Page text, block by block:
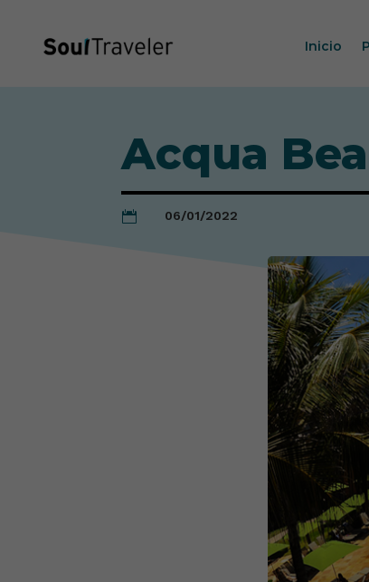
Inicio
Acqua
 06/01/2022